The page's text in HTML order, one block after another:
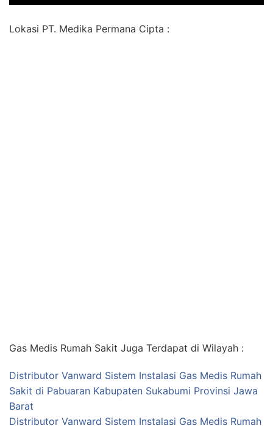
Lokasi PT. Medika Permana Cipta :
Gas Medis Rumah Sakit Juga Terdapat di Wilayah :
Distributor Vanward Sistem Instalasi Gas Medis Rumah
Sakit di Pabuaran Kabupaten Sukabumi Provinsi Jawa
Barat
Distributor Vanward Sistem Instalasi Gas Medis Rumah